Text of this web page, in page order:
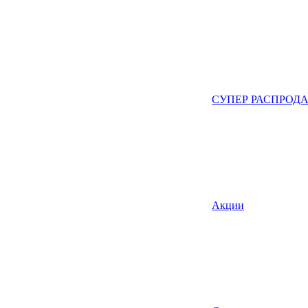
СУПЕР
Акции